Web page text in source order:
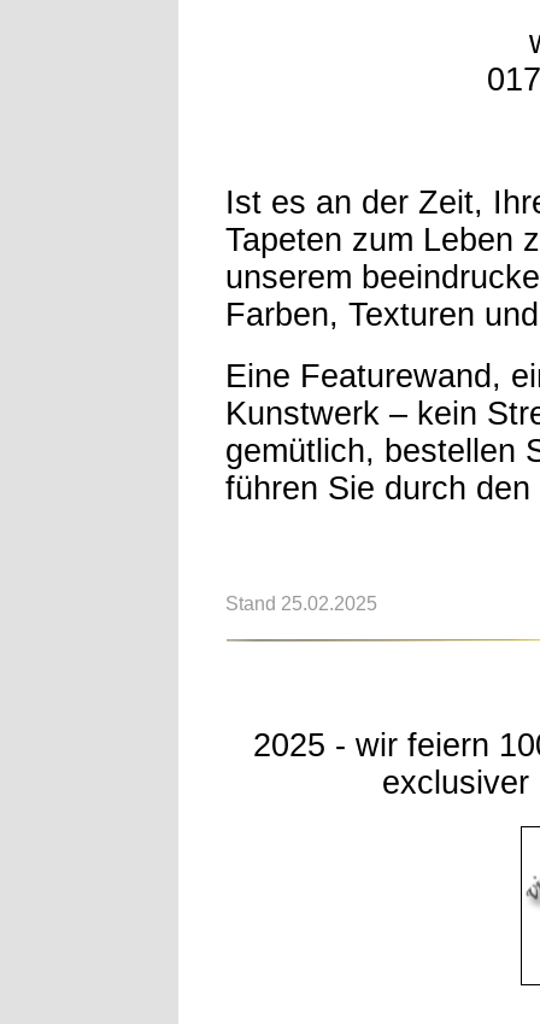
Ist es an der Zeit,
Tapeten zum Leben
unserem
Farben, Texturen
Eine Featurewand,
Kunstwerk – kein
gemütlich, bestellen
führen Sie durch
Stand 25.02.2025
2025 - wir feiern
exclusiver